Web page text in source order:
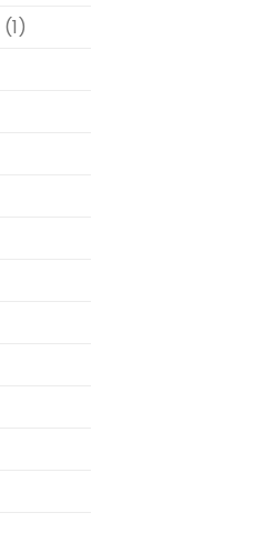
(1)